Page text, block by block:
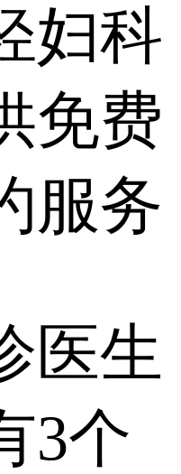
妇科
免费
服务
医生
3个